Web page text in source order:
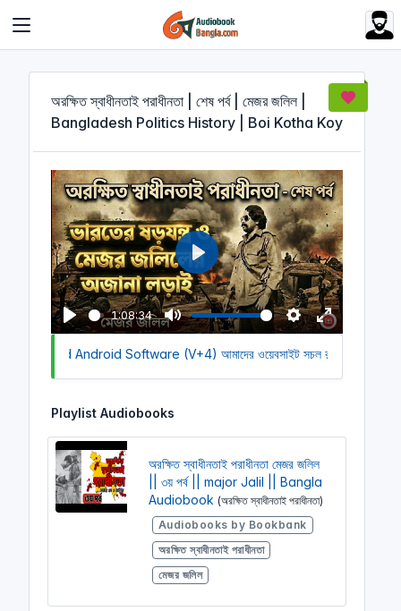
অরক্ষিত স্বাধীনতাই পরাধীনতা | শেষ পর্ব | মেজর জলিল |
Bangladesh Politics History | Boi Kotha Koy
P
l
1:08:34
M
u
S
e
n
s
E
n
f
P
l
a
y
Android Software (V+4) আমাদের ওয়েবসাইট সচল রাখতে আমাদের
Playlist Audiobooks
অরক্ষিত স্বাধীনতাই পরাধীনতা মেজর জলিল
|| ৩য় পর্ব || major Jalil || Bangla
Audiobook (অরক্ষিত স্বাধীনতাই পরাধীনতা)
Audiobooks by Bookbank
অরক্ষিত স্বাধীনতাই পরাধীনতা
মেজর জলিল